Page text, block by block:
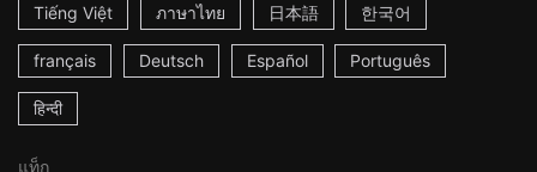
Tiếng Việt ภาษาไทย 日本語 한국어
français Deutsch Español Português
हिन्दी
แท็ก